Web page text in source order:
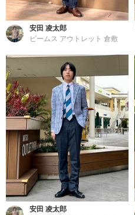
安田 凌太郎
ビームス アウトレット 倉敷
安田 凌太郎